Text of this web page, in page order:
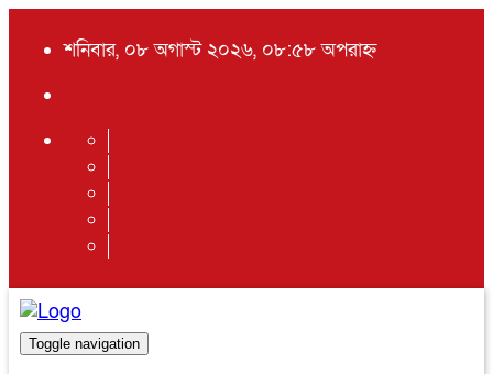
শনিবার, ০৮ অগাস্ট ২০২৬, ০৮:৫৮ অপরাহ্ন
Toggle navigation